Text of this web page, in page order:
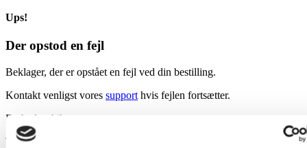
Ups!
Der opstod en fejl
Beklager, der er opstået en fejl ved din bestilling.
Kontakt venligst vores support hvis fejlen fortsætter.
De bedste hilsner
Team EazyProject